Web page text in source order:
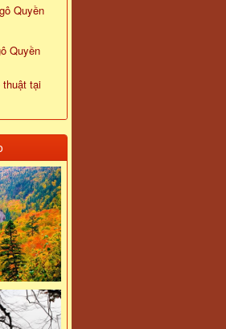
Quyền
Quyền
thuật tại